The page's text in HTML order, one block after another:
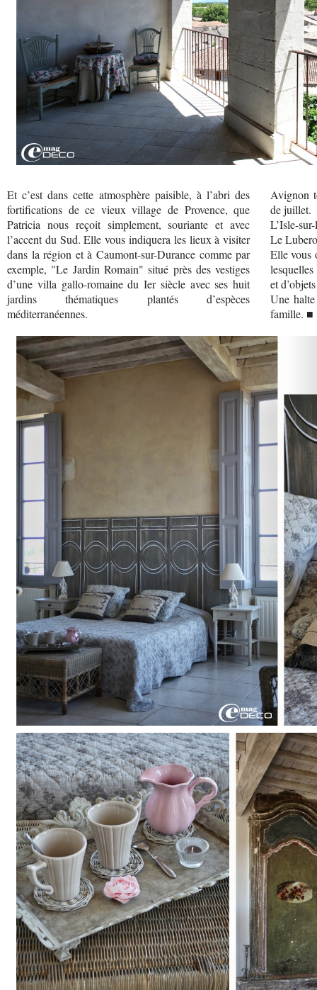
Et c’est dans cette atmosphère paisible, à l’abri des
fortifications de ce vieux village de Provence, que
Patricia nous reçoit simplement, souriante et avec
l’accent du Sud. Elle vous indiquera les lieux à visiter
dans la région et à Caumont-sur-Durance comme par
exemple, "Le Jardin Romain" situé près des vestiges
d’une villa gallo-romaine du Ier siècle avec ses huit
jardins thématiques plantés d’espèces
méditerranéennes.
Avignon
de juillet.
L’Isle-
Le
Elle vous
et
Une
famille. ■